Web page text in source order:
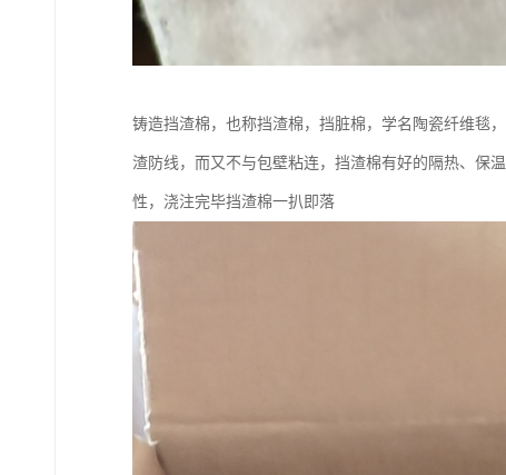
铸造挡渣棉，也称挡渣棉，挡脏棉，学名陶瓷纤维毯
渣防线，而又不与包壁粘连，挡渣棉有好的隔热、保
性，浇注完毕挡渣棉一扒即落